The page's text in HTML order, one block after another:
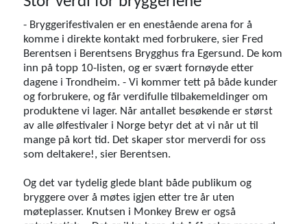
- Bryggerifestivalen er en enestående arena for å
komme i direkte kontakt med forbrukere, sier Fred
Berentsen i Berentsens Brygghus fra Egersund. De kom
inn på topp 10-listen, og er svært fornøyde etter
dagene i Trondheim. - Vi kommer tett på både kunder
og forbrukere, og får verdifulle tilbakemeldinger om
produktene vi lager. Når antallet besøkende er størst
av alle ølfestivaler i Norge betyr det at vi når ut til
mange på kort tid. Det skaper stor merverdi for oss
som deltakere!, sier Berentsen.
Og det var tydelig glede blant både publikum og
bryggere over å møtes igjen etter tre år uten
møteplasser. Knutsen i Monkey Brew er også